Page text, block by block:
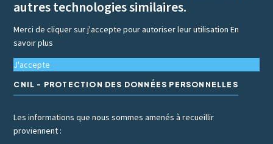
autres technologies similaires.
Merci de cliquer sur j'accepte pour autoriser leur utilisationEn
savoir plus
J'accepte
CNIL - PROTECTION DES DONNÉES PERSONNELLES
Les informations que nous sommes amenés à recueillir
proviennent :